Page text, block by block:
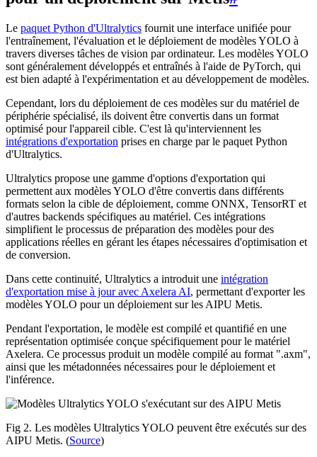
Le paquet Python d'Ultralytics fournit une interface unifiée pour
l'entraînement, l'évaluation et le déploiement de modèles YOLO à
travers diverses tâches de vision par ordinateur. Les modèles YOLO
sont généralement développés et entraînés à l'aide de PyTorch, qui
est bien adapté à l'expérimentation et au développement de modèles.
Cependant, lors du déploiement de ces modèles sur du matériel de
périphérie spécialisé, ils doivent être convertis dans un format
optimisé pour l'appareil cible. C'est là qu'interviennent les
intégrations d'exportation prises en charge par le paquet Python
d'Ultralytics.
Ultralytics propose une gamme d'options d'exportation qui
permettent aux modèles YOLO d'être convertis dans différents
formats selon la cible de déploiement, comme ONNX, TensorRT et
d'autres backends spécifiques au matériel. Ces intégrations
simplifient le processus de préparation des modèles pour des
applications réelles en gérant les étapes nécessaires d'optimisation et
de conversion.
Dans cette continuité, Ultralytics a introduit une intégration
d'exportation mise à jour avec Axelera AI, permettant d'exporter les
modèles YOLO pour un déploiement sur les AIPU Metis.
Pendant l'exportation, le modèle est compilé et quantifié en une
représentation optimisée conçue spécifiquement pour le matériel
Axelera. Ce processus produit un modèle compilé au format ".axm",
ainsi que les métadonnées nécessaires pour le déploiement et
l'inférence.
Fig 2. Les modèles Ultralytics YOLO peuvent être exécutés sur des
AIPU Metis. (Source)